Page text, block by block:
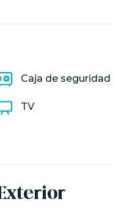
Caja de seguridad
TV